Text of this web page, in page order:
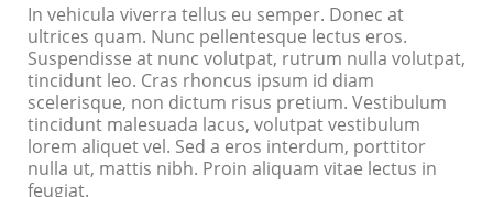
In vehicula viverra tellus eu semper. Donec at
ultrices quam. Nunc pellentesque lectus eros.
Suspendisse at nunc volutpat, rutrum nulla volutpat,
tincidunt leo. Cras rhoncus ipsum id diam
scelerisque, non dictum risus pretium. Vestibulum
tincidunt malesuada lacus, volutpat vestibulum
lorem aliquet vel. Sed a eros interdum, porttitor
nulla ut, mattis nibh. Proin aliquam vitae lectus in
feugiat.